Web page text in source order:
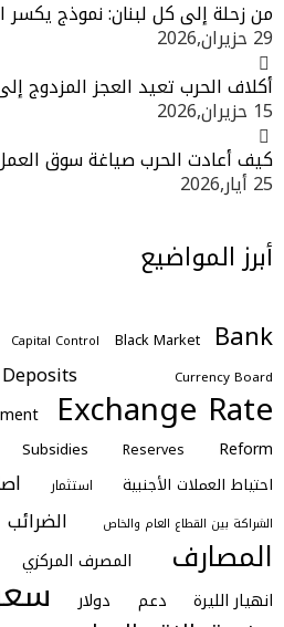
من زحلة إلى كل لبنان: نموذج يكسر
29 حزيران,2026
أكلاف الحرب تعيد العجز المزدوج
15 حزيران,2026
كيف أعادت الحرب صياغة سوق
25 أيار,2026
أبرز المواضيع
Bank
Black Market
Capital Control
Currency Board
Deposits
Exchange Rate
Reform
Reserves
Subsidies
احتياط العملات الأجنبية استثمار
الشراكة بين القطاع العام والخاص
الضرائب
المصارف المصرف المركزي
انهيار الليرة دعم دولار